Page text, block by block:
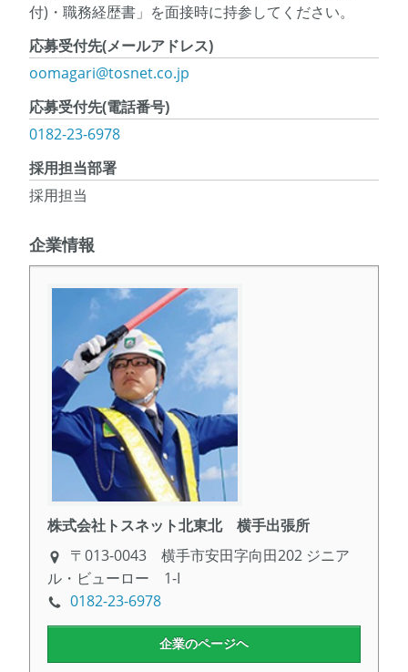
付)・職務経歴書」を面接時に持参してください。
応募受付先(メールアドレス)
oomagari@tosnet.co.jp
応募受付先(電話番号)
0182-23-6978
採用担当部署
採用担当
企業情報
株式会社トスネット北東北 横手出張所
〒013-0043 横手市安田字向田202 ジニア
ル・ビューロー 1-I
0182-23-6978
企業のページヘ